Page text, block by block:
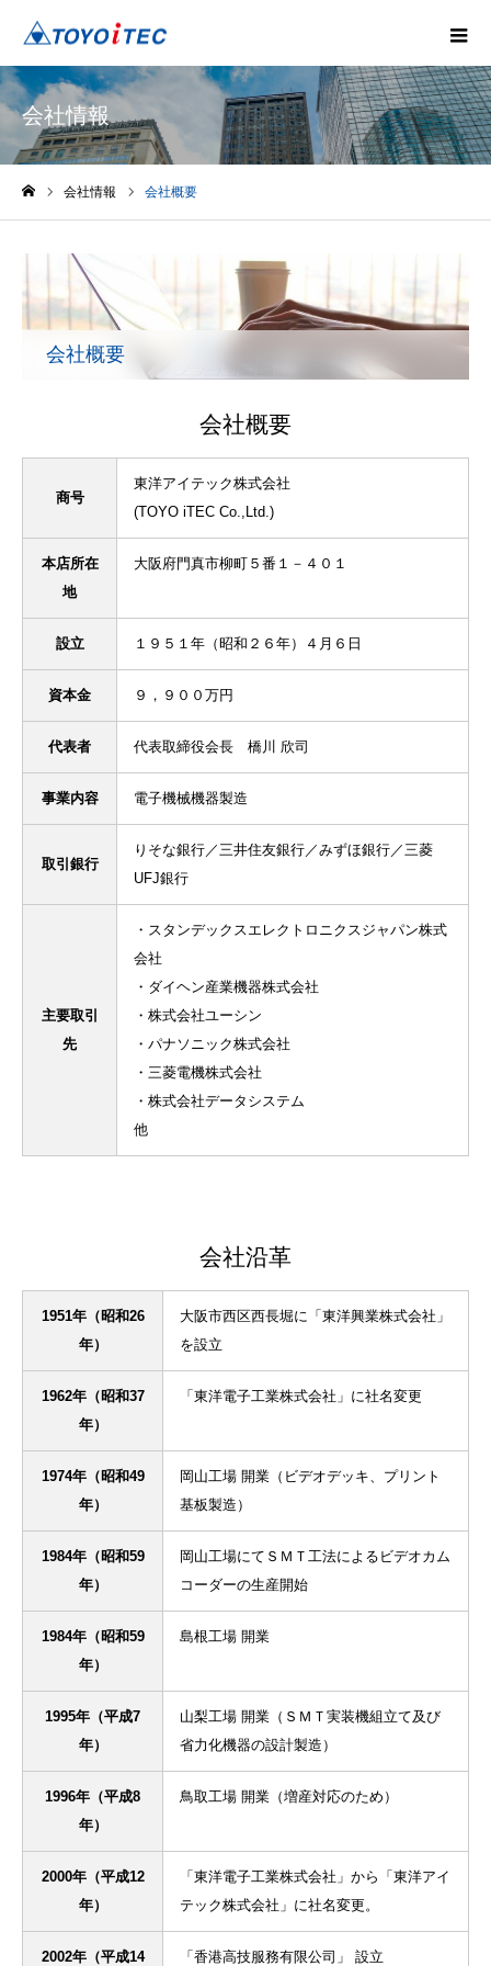
会社情報
会社情報 会社概要
会社概要
会社概要
商号
東洋アイテック株式会社
(TOYO iTEC Co.,Ltd.)
本店所在
地
大阪府門真市柳町５番１－４０１
設立 １９５１年（昭和２６年）４月６日
資本金 ９，９００万円
代表者 代表取締役会長 橋川 欣司
事業内容 電子機械機器製造
取引銀行
りそな銀行／三井住友銀行／みずほ銀行／三菱
UFJ銀行
主要取引
先
・スタンデックスエレクトロニクスジャパン株式
会社
・ダイヘン産業機器株式会社
・株式会社ユーシン
・パナソニック株式会社
・三菱電機株式会社
・株式会社データシステム
他
会社沿革
1951年（昭和26
年）
大阪市西区西長堀に「東洋興業株式会社」
を設立
1962年（昭和37
年）
「東洋電子工業株式会社」に社名変更
1974年（昭和49
年）
岡山工場 開業（ビデオデッキ、プリント
基板製造）
1984年（昭和59
年）
岡山工場にてＳＭＴ工法によるビデオカム
コーダーの生産開始
1984年（昭和59
年）
島根工場 開業
1995年（平成7
年）
山梨工場 開業（ＳＭＴ実装機組立て及び
省力化機器の設計製造）
1996年（平成8
年）
鳥取工場 開業（増産対応のため）
2000年（平成12
年）
「東洋電子工業株式会社」から「東洋アイ
テック株式会社」に社名変更。
2002年（平成14 「香港高技服務有限公司」 設立